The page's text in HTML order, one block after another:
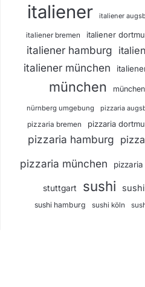
italiener italiener
italiener bremen italiener
italiener hamburg
italiener münchen
münchen
nürnberg umgebung pizzaria
pizzaria bremen pizzaria
pizzaria hamburg
pizzaria münchen
stuttgart sushi
sushi hamburg sushi köln